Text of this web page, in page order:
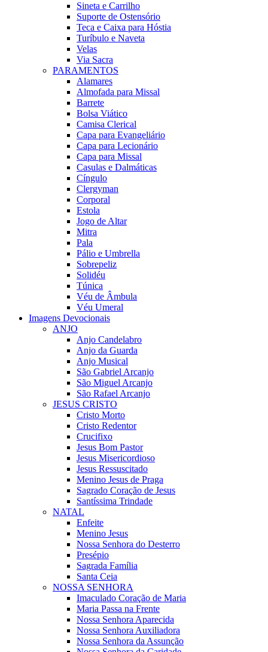
Sineta e Carrilho
Suporte de Ostensório
Teca e Caixa para Hóstia
Turíbulo e Naveta
Velas
Via Sacra
PARAMENTOS
Alamares
Almofada para Missal
Barrete
Bolsa Viático
Camisa Clerical
Capa para Evangeliário
Capa para Lecionário
Capa para Missal
Casulas e Dalmáticas
Cíngulo
Clergyman
Corporal
Estola
Jogo de Altar
Mitra
Pala
Pálio e Umbrella
Sobrepeliz
Solidéu
Túnica
Véu de Âmbula
Véu Umeral
Imagens Devocionais
ANJO
Anjo Candelabro
Anjo da Guarda
Anjo Musical
São Gabriel Arcanjo
São Miguel Arcanjo
São Rafael Arcanjo
JESUS CRISTO
Cristo Morto
Cristo Redentor
Crucifixo
Jesus Bom Pastor
Jesus Misericordioso
Jesus Ressuscitado
Menino Jesus de Praga
Sagrado Coração de Jesus
Santíssima Trindade
NATAL
Enfeite
Menino Jesus
Nossa Senhora do Desterro
Presépio
Sagrada Família
Santa Ceia
NOSSA SENHORA
Imaculado Coração de Maria
Maria Passa na Frente
Nossa Senhora Aparecida
Nossa Senhora Auxiliadora
Nossa Senhora da Assunção